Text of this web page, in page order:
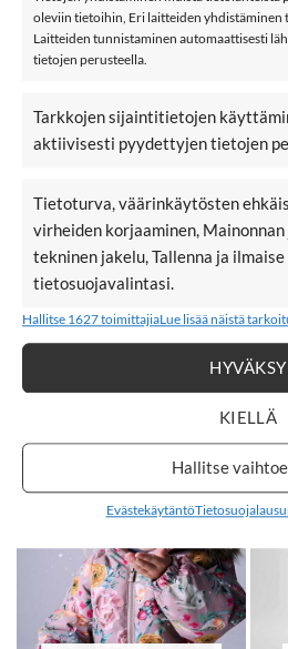
oleviin tietoihin, Eri laitteiden yhdistäminen
Laitteiden tunnistaminen automaattisesti
tietojen perusteella.
Tarkkojen sijaintitietojen
aktiivisesti pyydettyjen tietojen
Tietoturva, väärinkäytösten
virheiden korjaaminen,
tekninen jakelu, Tallenna ja ilmaise
tietosuojavalintasi.
Hallitse 1627 toimittajiaLue lisää näistä
HYVÄKSY
KIELLÄ
Hallitse
Evästekäytäntö
KAULURIT